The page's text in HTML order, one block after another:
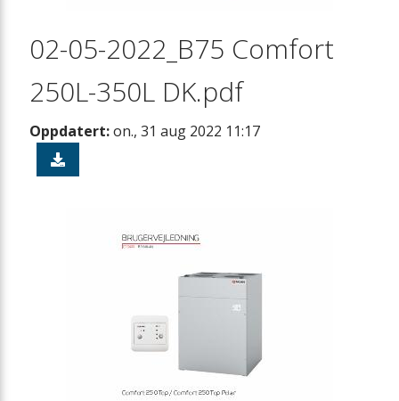
02-05-2022_B75 Comfort
250L-350L DK.pdf
Oppdatert:on., 31 aug 2022 11:17